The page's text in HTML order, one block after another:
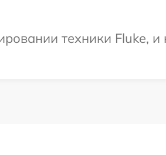
техники Fluke,